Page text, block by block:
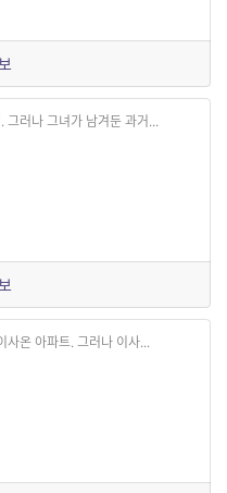
그러나 그녀가 남겨둔 과거...
사온 아파트. 그러나 이사...